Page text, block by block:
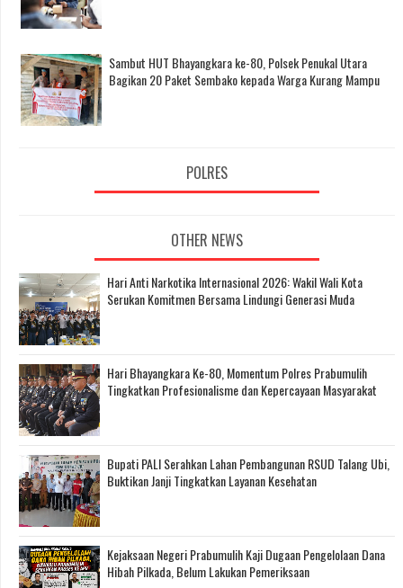
Sambut HUT Bhayangkara ke-80, Polsek Penukal Utara
Bagikan 20 Paket Sembako kepada Warga Kurang Mampu
POLRES
OTHER NEWS
Hari Anti Narkotika Internasional 2026: Wakil Wali Kota
Serukan Komitmen Bersama Lindungi Generasi Muda
Hari Bhayangkara Ke-80, Momentum Polres Prabumulih
Tingkatkan Profesionalisme dan Kepercayaan Masyarakat
Bupati PALI Serahkan Lahan Pembangunan RSUD Talang Ubi,
Buktikan Janji Tingkatkan Layanan Kesehatan
Kejaksaan Negeri Prabumulih Kaji Dugaan Pengelolaan Dana
Hibah Pilkada, Belum Lakukan Pemeriksaan